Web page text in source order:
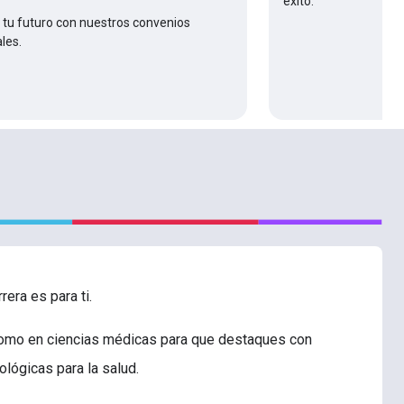
futuro con nuestros convenios
es para ti.
en ciencias médicas para que destaques con
para la salud.